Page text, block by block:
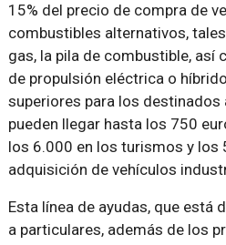
15% del precio de compra de
combustibles alternativos,
gas, la pila de combustible, así
de propulsión eléctrica o
superiores para los
pueden llegar hasta los 750
los 6.000 en los turismos y los
adquisición de vehículos
Esta línea de ayudas, que está
a particulares, además de los